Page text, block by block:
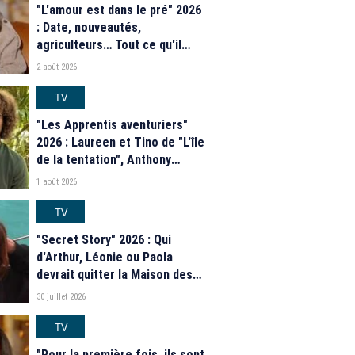
"L'amour est dans le pré" 2026
: Date, nouveautés,
agriculteurs… Tout ce qu'il
faut savoir sur la saison 21 du
2 août 2026
TV
"Les Apprentis aventuriers"
2026 : Laureen et Tino de "L'île
de la tentation", Anthony
Matéo, Jade Leboeuf... Le
de la télé-réalité de W9
1 août 2026
TV
"Secret Story" 2026 : Qui
d'Arthur, Léonie ou Paola
devrait quitter la Maison des
secrets ce soir ? Les
30 juillet 2026
TV